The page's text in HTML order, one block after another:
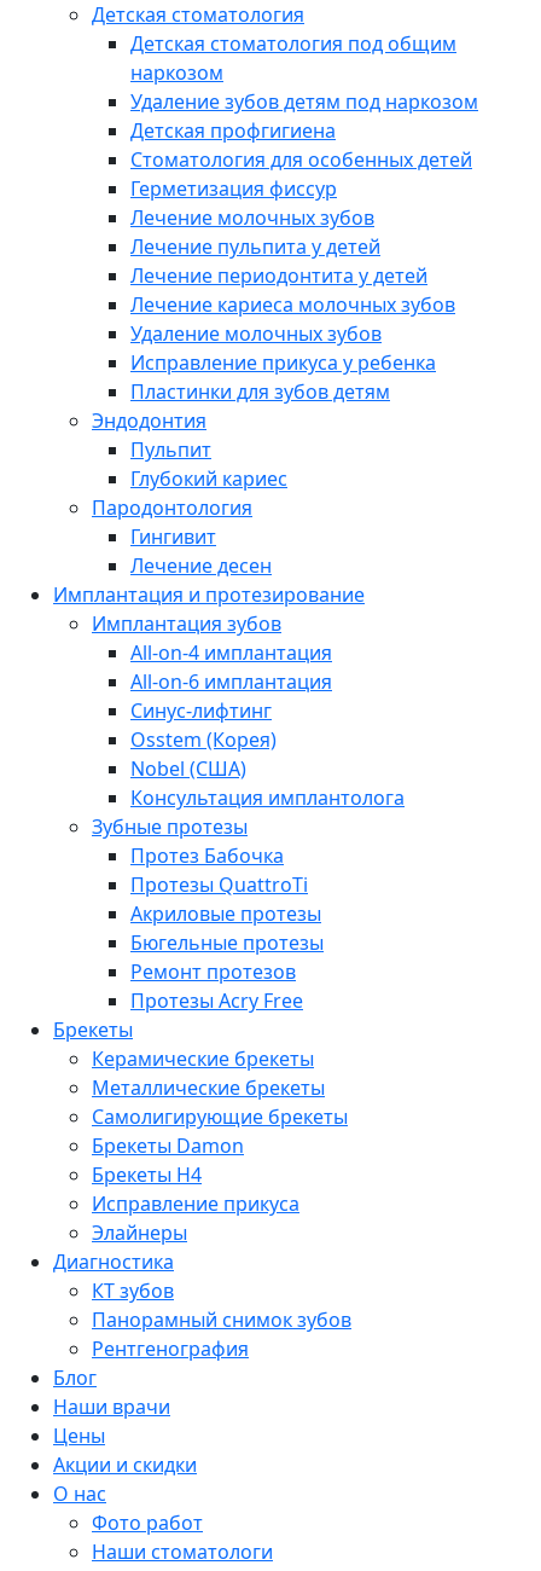
Детская стоматология
Детская стоматология под общим
наркозом
Удаление зубов детям под наркозом
Детская профгигиена
Стоматология для особенных детей
Герметизация фиссур
Лечение молочных зубов
Лечение пульпита у детей
Лечение периодонтита у детей
Лечение кариеса молочных зубов
Удаление молочных зубов
Исправление прикуса у ребенка
Пластинки для зубов детям
Эндодонтия
Пульпит
Глубокий кариес
Пародонтология
Гингивит
Лечение десен
Имплантация и протезирование
Имплантация зубов
All-on-4 имплантация
All-on-6 имплантация
Синус-лифтинг
Osstem (Корея)
Nobel (США)
Консультация имплантолога
Зубные протезы
Протез Бабочка
Протезы QuattroTi
Акриловые протезы
Бюгельные протезы
Ремонт протезов
Протезы Acry Free
Брекеты
Керамические брекеты
Металлические брекеты
Самолигирующие брекеты
Брекеты Damon
Брекеты H4
Исправление прикуса
Элайнеры
Диагностика
КТ зубов
Панорамный снимок зубов
Рентгенография
Блог
Наши врачи
Цены
Акции и скидки
О нас
Фото работ
Наши стоматологи